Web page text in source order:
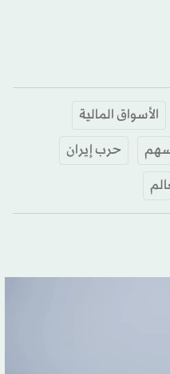
الأسواق المالية
حرب إيران